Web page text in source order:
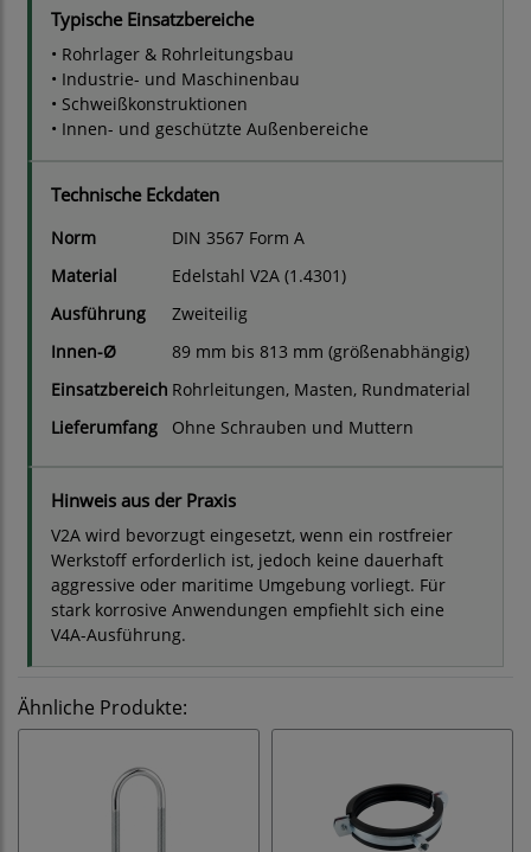
Typische Einsatzbereiche
• Rohrlager & Rohrleitungsbau
• Industrie- und Maschinenbau
• Schweißkonstruktionen
• Innen- und geschützte Außenbereiche
Technische Eckdaten
Norm
DIN 3567 Form A
Material
Edelstahl V2A (1.4301)
Ausführung
Zweiteilig
Innen-Ø
89 mm bis 813 mm (größenabhängig)
Einsatzbereich Rohrleitungen, Masten, Rundmaterial
Lieferumfang
Ohne Schrauben und Muttern
Hinweis aus der Praxis
V2A wird bevorzugt eingesetzt, wenn ein rostfreier
Werkstoff erforderlich ist, jedoch keine dauerhaft
aggressive oder maritime Umgebung vorliegt. Für
stark korrosive Anwendungen empfiehlt sich eine
V4A-Ausführung.
Ähnliche Produkte: